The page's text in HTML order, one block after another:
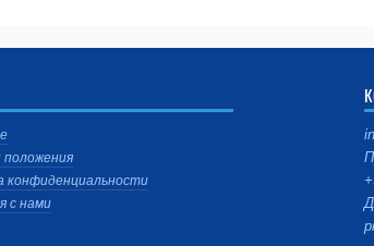
положения
конфиденциальности
с нами